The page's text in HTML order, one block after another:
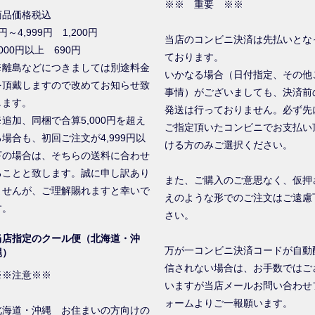
品価格税込
～4,999円 1,200円
円以上 690円
島などにつきましては別途料金
頂戴しますので改めてお知らせ致
す。
加、同梱で合算5,000円を超え
場合も、初回ご注文が4,999円以
の場合は、そちらの送料に合わせ
ことと致します。誠に申し訳あり
せんが、ご理解賜れますと幸いで
店指定のクール便（北海道・沖
注意※※
海道・沖縄 お住まいの方向けの
※※ 重要 ※※
当店のコンビニ決済は先払いとな
ております。
いかなる場合（日付指定、その他
事情）がございましても、決済前
発送は行っておりません。必ず先
ご指定頂いたコンビニでお支払い
ける方のみご選択ください。
また、ご購入のご意思なく、仮押
えのような形でのご注文はご遠慮
さい。
万が一コンビニ決済コードが自動
信されない場合は、お手数ではご
いますが当店メールお問い合わせ
ォームよりご一報願います。